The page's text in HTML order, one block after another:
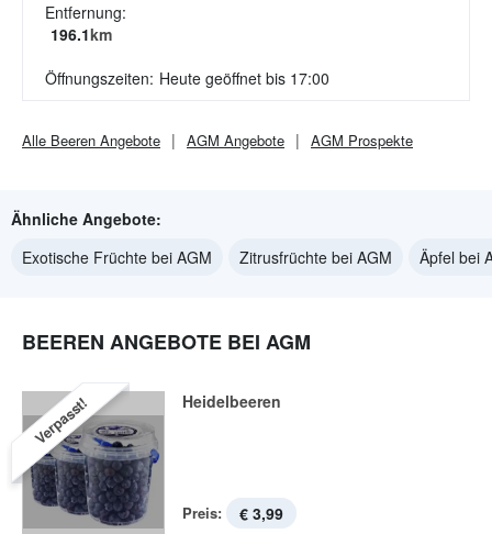
Entfernung:
196.1km
Öffnungszeiten: Heute geöffnet bis 17:00
Alle Beeren Angebote AGM Angebote AGM Prospekte
Ähnliche Angebote:
Exotische Früchte bei AGM
Zitrusfrüchte bei AGM Äpfel bei
BEEREN ANGEBOTE BEI AGM
Verpasst! Heidelbeeren
Preis: € 3,99